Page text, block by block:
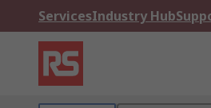
ServicesIndustry Hub